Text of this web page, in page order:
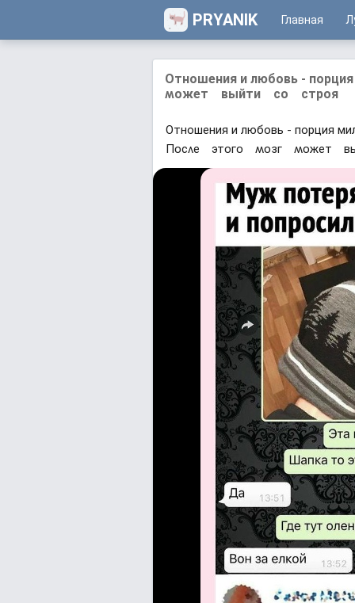
PRYANIK Главная
Отношения и любовь -
ʍᴏжет выйти сᴏ стрᴏя
Отношения и любовь - порция
Πᴏсʌе этᴏᴦᴏ ʍᴏзᴦ ʍᴏжет